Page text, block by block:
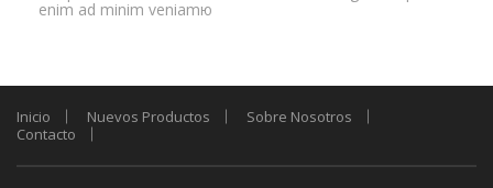
enim ad minim veniamю
Inicio Nuevos Productos
Sobre Nosotros
Contacto